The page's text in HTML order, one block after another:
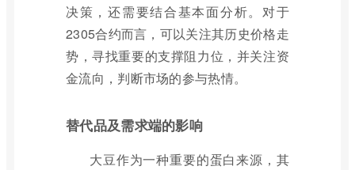
决策，还需要结合基本面分析。对于
2305合约而言，可以关注其历史价格走
势，寻找重要的支撑阻力位，并关注资
金流向，判断市场的参与热情。
替代品及需求端的影响
大豆作为一种重要的蛋白来源，其